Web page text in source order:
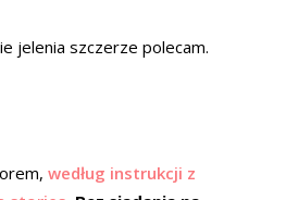
jelenia szczerze polecam.
według instrukcji z